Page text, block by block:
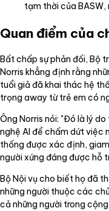
tạm thời của BASW,
Quan điểm của
Bất chấp sự phản đối, Bộ
Norris khẳng định rằng
tuổi giả đã khai thác hệ
trọng away từ trẻ em có
Ông Norris nói: "Đó là lý
nghệ AI để chấm dứt việc
thống được xác định,
người xứng đáng được hỗ
Bộ Nội vụ cho biết họ đã
những người thuộc các
cả những người trong